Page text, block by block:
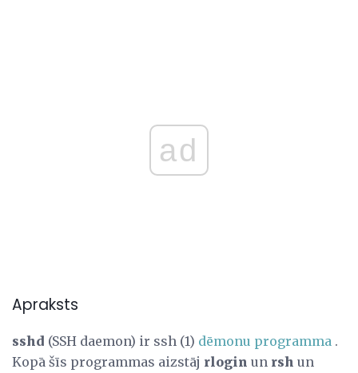
ad
Apraksts
sshd (SSH daemon) ir ssh (1) dēmonu programma .
Kopā šīs programmas aizstāj rlogin un rsh un